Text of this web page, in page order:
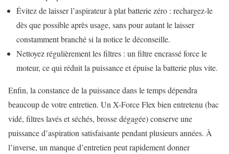
Évitez de laisser l’aspirateur à plat batterie zéro : rechargez-le
dès que possible après usage, sans pour autant le laisser
constamment branché si la notice le déconseille.
Nettoyez régulièrement les filtres : un filtre encrassé force le
moteur, ce qui réduit la puissance et épuise la batterie plus vite.
Enfin, la constance de la puissance dans le temps dépendra
beaucoup de votre entretien. Un X-Force Flex bien entretenu (bac
vidé, filtres lavés et séchés, brosse dégagée) conserve une
puissance d’aspiration satisfaisante pendant plusieurs années. À
l’inverse, un manque d’entretien peut rapidement donner